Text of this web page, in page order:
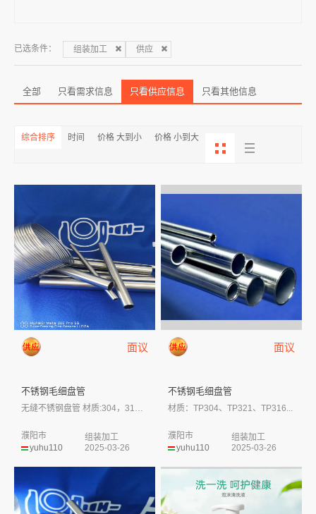
已选条件： 组装加工 供应
全部 只看需求信息 只看供应信息 只看其他信息
综合排序 时间 价格 大到小 价格 小到大
面议
不锈钢毛细盘管
yuhu110
濮阳市
组装加工
2025-03-26
面议
不锈钢毛细盘管
材质：TP304、TP321、TP316...
yuhu110
濮阳市
组装加工
2025-03-26